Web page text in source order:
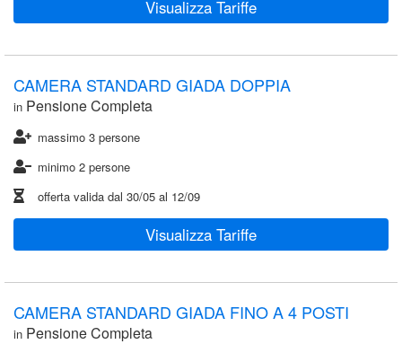
Visualizza Tariffe
CAMERA STANDARD GIADA DOPPIA
in Pensione Completa
massimo 3 persone
minimo 2 persone
offerta valida dal 30/05 al 12/09
Visualizza Tariffe
CAMERA STANDARD GIADA FINO A 4 POSTI
in Pensione Completa